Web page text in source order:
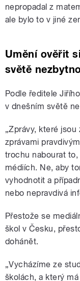
nepropadal z
ale bylo to v jiné
Umění ověřit
světě
Podle ředitele
v dnešním světě
„Zprávy, které
zprávami
trochu nabourat
médiích. Ne, aby
vyhodnotit a
nebo nepravdivá
Přestože se
škol v Česku,
dohánět.
„Vycházíme ze
školách, a který